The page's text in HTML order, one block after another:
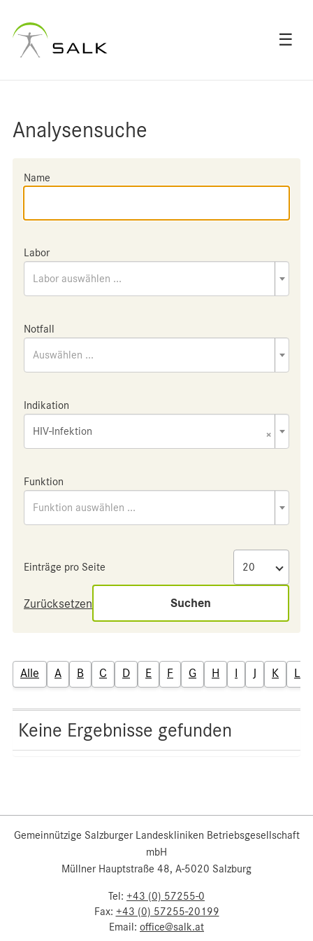
☰
Analysensuche
Name
Labor
Labor auswählen ...
Notfall
Auswählen ...
Indikation
×
HIV-Infektion
Funktion
Funktion auswählen ...
Einträge pro Seite
Zurücksetzen Suchen
Alle A B C D E F G H I J K L
Keine Ergebnisse gefunden
Gemeinnützige Salzburger Landeskliniken Betriebsgesellschaft
mbH
Müllner Hauptstraße 48, A-5020 Salzburg
Tel: +43 (0) 57255-0
Fax: +43 (0) 57255-20199
Email: office@salk.at